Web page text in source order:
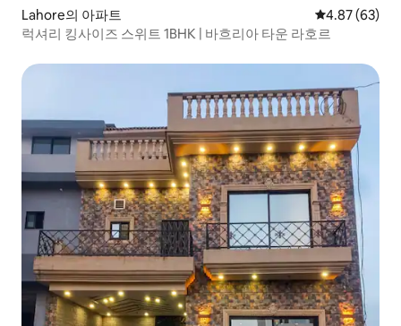
Lahore의 아파트 평점 4.87점(5
4.87 (63)
럭셔리 킹사이즈 스위트 1BHK | 바흐리아 타운 라호르